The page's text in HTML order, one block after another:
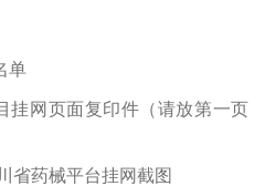
单
挂网页面复印件（请放第一页
省药械平台挂网截图